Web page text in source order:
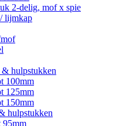
2-delig, mof x spie
lijmkap
& hulpstukken
100mm
125mm
150mm
hulpstukken
95mm